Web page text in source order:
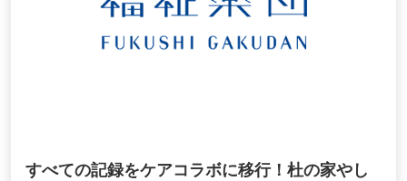
すべての記録をケアコラボに移行！杜の家やし